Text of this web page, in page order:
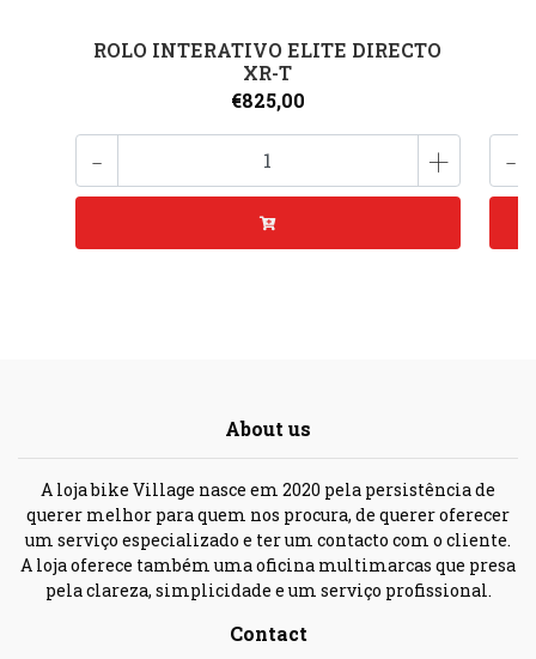
ROLO INTERATIVO ELITE DIRECTO
XR-T
€825,00
- + -
About us
A loja bike Village nasce em 2020 pela persistência de
querer melhor para quem nos procura, de querer oferecer
um serviço especializado e ter um contacto com o cliente.
A loja oferece também uma oficina multimarcas que presa
pela clareza, simplicidade e um serviço profissional.
Contact